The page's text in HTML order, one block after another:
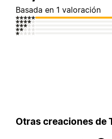
Basada en 1 valoración
Otras creaciones de